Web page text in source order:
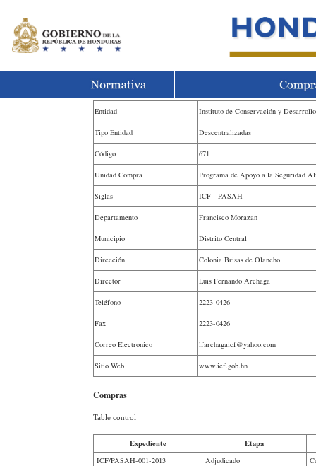
Entidad Instituto de Conservación y
Tipo Entidad Descentralizadas
Código 671
Unidad Compra Programa de Apoyo a la Seguridad
Siglas ICF - PASAH
Departamento Francisco Morazan
Municipio Distrito Central
Dirección Colonia Brisas de Olancho
Director Luis Fernando Archaga
Teléfono 2223-0426
Fax 2223-0426
Correo Electronico lfarchagaicf@yahoo.com
Sitio Web www.icf.gob.hn
Compras
Table control
Expediente Etapa
ICF/PASAH-001-2013 Adjudicado